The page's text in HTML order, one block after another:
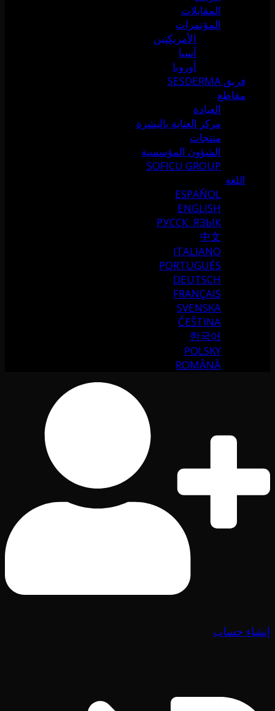
المقابلات
المؤتمرات
الأمريكتين
آسيا
أوروبا
فريق SESDERMA
مقاطع
العيادة
مركز العناية بالبشرة
منتجات
الشؤون المؤسسية
SOFICU GROUP
اللغة
ESPAÑOL
ENGLISH
РУССК. ЯЗЫК
中文
ITALIANO
PORTUGUÉS
DEUTSCH
FRANÇAIS
SVENSKA
ČEŠTINA
한국어
POLSKY
ROMÂNĂ
إنشاء حساب